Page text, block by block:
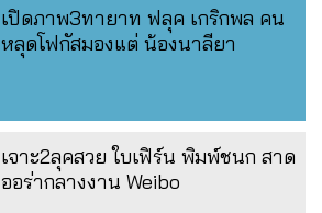
เปิดภาพ3ทายาท ฟลุค เกริกพล คน
หลุดโฟกัสมองแต่ น้องนาลียา
เจาะ2ลุคสวย ใบเฟิร์น พิมพ์ชนก สาด
ออร่ากลางงาน Weibo